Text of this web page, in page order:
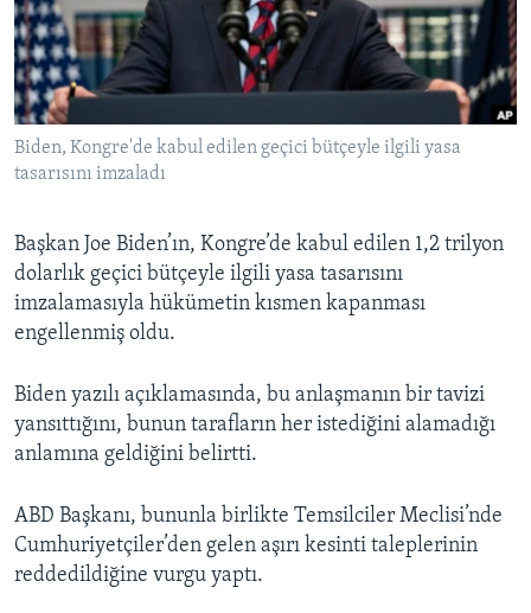
HAYATTAN
SANAT
BIZI TAKIP EDIN
Diller
Biden, Kongre'de kabul edilen geçici bütçeyle ilgili yasa
tasarısını imzaladı
Başkan Joe Biden’ın, Kongre’de kabul edilen 1,2 trilyon
dolarlık geçici bütçeyle ilgili yasa tasarısını
imzalamasıyla hükümetin kısmen kapanması
engellenmiş oldu.
Biden yazılı açıklamasında, bu anlaşmanın bir tavizi
yansıttığını, bunun tarafların her istediğini alamadığı
anlamına geldiğini belirtti.
ABD Başkanı, bununla birlikte Temsilciler Meclisi’nde
Cumhuriyetçiler’den gelen aşırı kesinti taleplerinin
reddedildiğine vurgu yaptı.